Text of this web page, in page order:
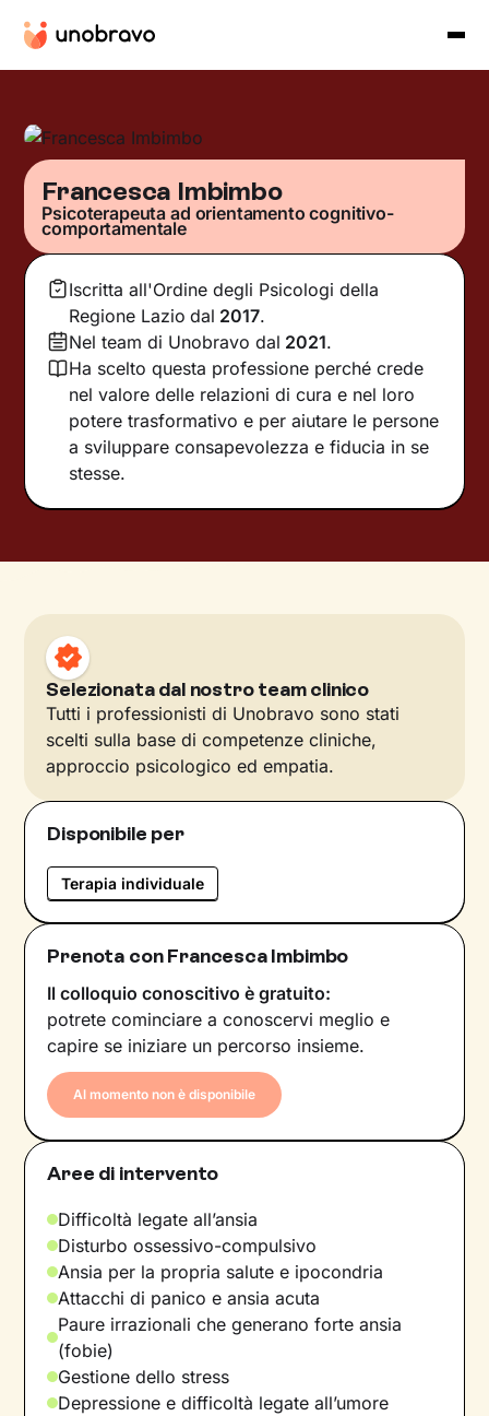
Francesca Imbimbo
Psicoterapeuta ad orientamento cognitivo-
comportamentale
Iscritta all'Ordine degli Psicologi della
Regione Lazio dal 2017.
Nel team di Unobravo dal 2021.
Ha scelto questa professione perché crede
nel valore delle relazioni di cura e nel loro
potere trasformativo e per aiutare le persone
a sviluppare consapevolezza e fiducia in se
stesse.
Selezionata dal nostro team clinico
Tutti i professionisti di Unobravo sono stati
scelti sulla base di competenze cliniche,
approccio psicologico ed empatia.
Disponibile per
Terapia individuale
Prenota con Francesca Imbimbo
Il colloquio conoscitivo è gratuito:
potrete cominciare a conoscervi meglio e
capire se iniziare un percorso insieme.
Al momento non è disponibile
Aree di intervento
Difficoltà legate all’ansia
Disturbo ossessivo-compulsivo
Ansia per la propria salute e ipocondria
Attacchi di panico e ansia acuta
Paure irrazionali che generano forte ansia
(fobie)
Gestione dello stress
Depressione e difficoltà legate all’umore